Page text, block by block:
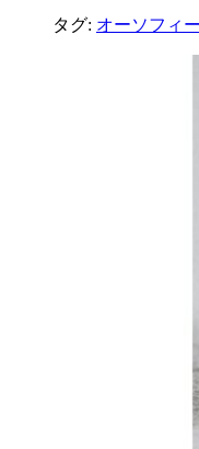
タグ: オーソフィ